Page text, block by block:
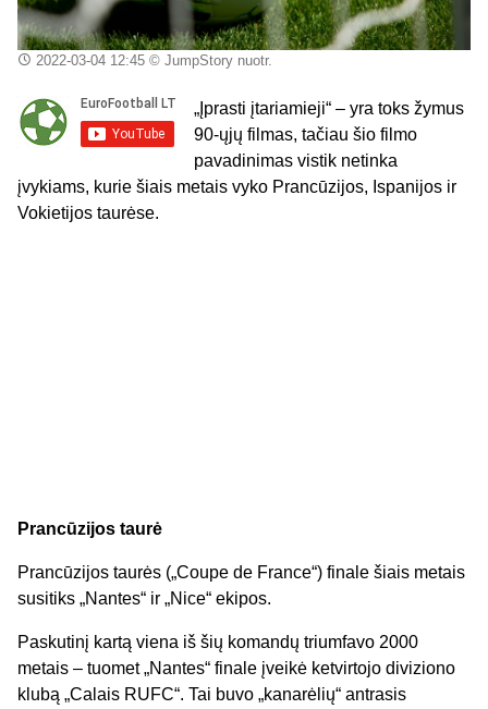
2022-03-04 12:45© JumpStory nuotr.
„Įprasti įtariamieji“ – yra toks žymus
90-ųjų filmas, tačiau šio filmo
pavadinimas vistik netinka
įvykiams, kurie šiais metais vyko Prancūzijos, Ispanijos ir
Vokietijos taurėse.
Prancūzijos taurė
Prancūzijos taurės („Coupe de France“) finale šiais metais
susitiks „Nantes“ ir „Nice“ ekipos.
Paskutinį kartą viena iš šių komandų triumfavo 2000
metais – tuomet „Nantes“ finale įveikė ketvirtojo diviziono
klubą „Calais RUFC“. Tai buvo „kanarėlių“ antrasis